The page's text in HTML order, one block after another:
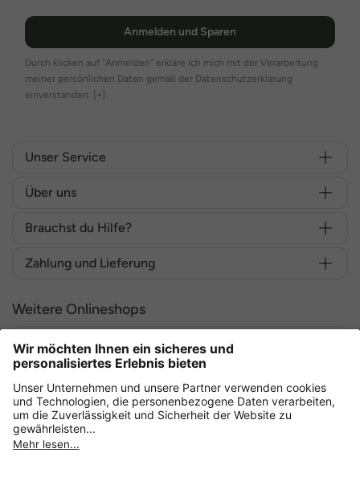
Anmelden und Sparen
Durch klicken auf "Anmelden" erkläre ich mich mit der Verarbeitung
meiner persönlichen Daten gemäß der Datenschutzerklärung
einverstanden. [+]
Unser Service
Über uns
Brauchst du Hilfe?
Zahlung und Lieferung
Weitere Onlineshops
Deutschland
Sicher einkaufen mit